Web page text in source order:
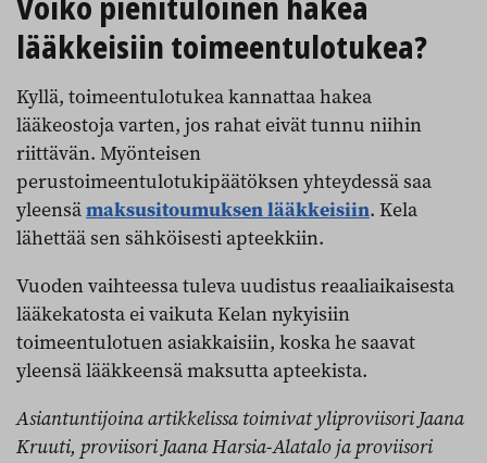
lääkkeisiin toimeentulotukea?
Kyllä, toimeentulotukea kannattaa hakea
lääkeostoja varten, jos rahat eivät tunnu niihin
riittävän. Myönteisen
perustoimeentulotukipäätöksen yhteydessä saa
yleensämaksusitoumuksen lääkkeisiin. Kela
lähettää sen sähköisesti apteekkiin.
Vuoden vaihteessa tuleva uudistus reaaliaikaisesta
lääkekatosta ei vaikuta Kelan nykyisiin
toimeentulotuen asiakkaisiin, koska he saavat
yleensä lääkkeensä maksutta apteekista.
Asiantuntijoina artikkelissa toimivat yliproviisori Jaana
Kruuti, proviisori Jaana Harsia-Alatalo ja proviisori